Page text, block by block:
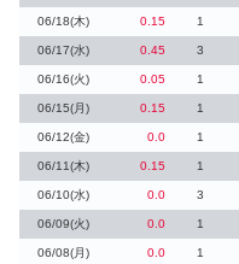
06/18(木) 0.15 1
06/17(水) 0.45 3
06/16(火) 0.05 1
06/15(月) 0.15 1
06/12(金) 0.0 1
06/11(木) 0.15 1
06/10(水) 0.0 3
06/09(火) 0.0 1
06/08(月) 0.0 1